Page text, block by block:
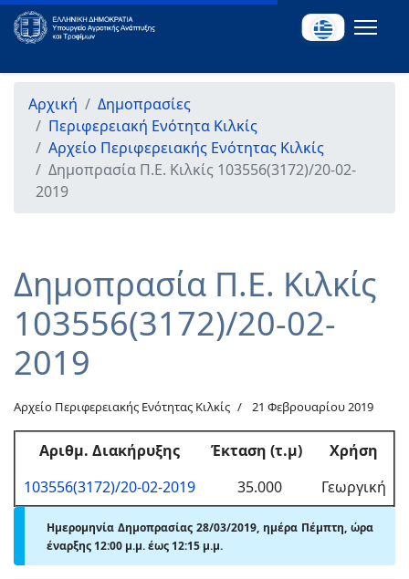
Αρχική
Δημοπρασίες
Περιφερειακή Ενότητα Κιλκίς
Αρχείο Περιφερειακής Ενότητας Κιλκίς
Δημοπρασία Π.Ε. Κιλκίς 103556(3172)/20-02-
2019
Δημοπρασία Π.Ε. Κιλκίς
103556(3172)/20-02-
2019
Αρχείο Περιφερειακής Ενότητας Κιλκίς 21 Φεβρουαρίου 2019
Αριθμ. Διακήρυξης Έκταση (τ.μ)
Χρήση
103556(3172)/20-02-2019
35.000 Γεωργική
Ημερομηνία Δημοπρασίας 28/03/2019, ημέρα Πέμπτη, ώρα
έναρξης 12:00 μ.μ. έως 12:15 μ.μ.